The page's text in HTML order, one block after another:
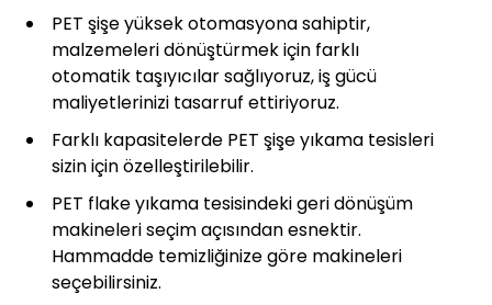
PET şişe yüksek otomasyona sahiptir,
malzemeleri dönüştürmek için farklı
otomatik taşıyıcılar sağlıyoruz, iş gücü
maliyetlerinizi tasarruf ettiriyoruz.
Farklı kapasitelerde PET şişe yıkama tesisleri
sizin için özelleştirilebilir.
PET flake yıkama tesisindeki geri dönüşüm
makineleri seçim açısından esnektir.
Hammadde temizliğinize göre makineleri
seçebilirsiniz.